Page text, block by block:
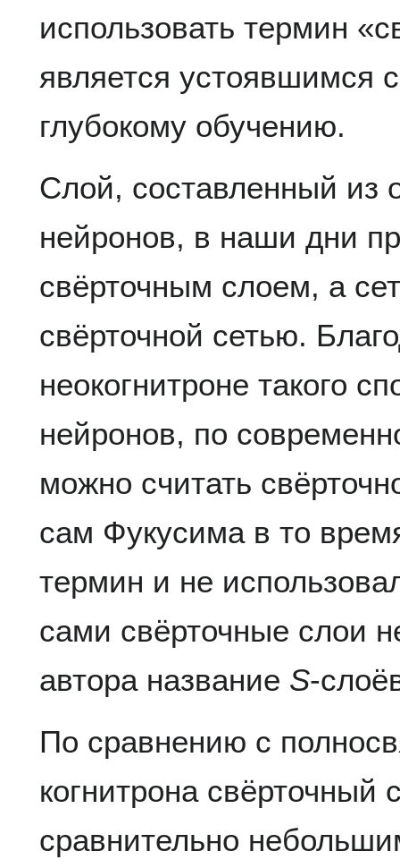
использовать термин
является устоявшимся
глубокому обучению.
Слой, составленный из
нейронов, в наши дни
свёрточным слоем, а
свёрточной сетью.
неокогнитроне такого
нейронов, по
можно считать
сам Фукусима в то
термин и не
сами свёрточные слои
автора название S-
По сравнению с
когнитрона свёрточный
сравнительно